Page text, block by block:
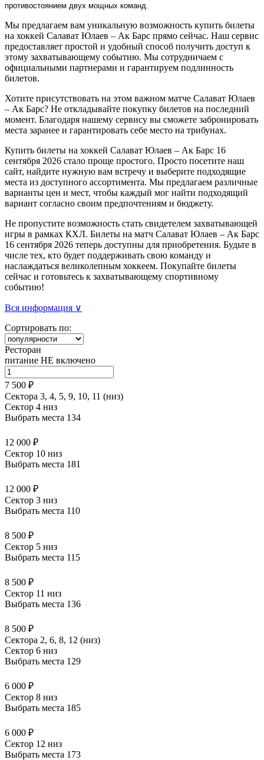
противостоянием двух мощных команд.
Мы предлагаем вам уникальную возможность купить билеты
на хоккей Салават Юлаев – Ак Барс прямо сейчас. Наш сервис
предоставляет простой и удобный способ получить доступ к
этому захватывающему событию. Мы сотрудничаем с
официальными партнерами и гарантируем подлинность
билетов.
Хотите присутствовать на этом важном матче Салават Юлаев
– Ак Барс? Не откладывайте покупку билетов на последний
момент. Благодаря нашему сервису вы сможете забронировать
места заранее и гарантировать себе место на трибунах.
Купить билеты на хоккей Салават Юлаев – Ак Барс 16
сентября 2026 стало проще простого. Просто посетите наш
сайт, найдите нужную вам встречу и выберите подходящие
места из доступного ассортимента. Мы предлагаем различные
варианты цен и мест, чтобы каждый мог найти подходящий
вариант согласно своим предпочтениям и бюджету.
Не пропустите возможность стать свидетелем захватывающей
игры в рамках КХЛ. Билеты на матч Салават Юлаев – Ак Барс
16 сентября 2026 теперь доступны для приобретения. Будьте в
числе тех, кто будет поддерживать свою команду и
наслаждаться великолепным хоккеем. Покупайте билеты
сейчас и готовьтесь к захватывающему спортивному
событию!
Вся информация ∨
Сортировать по:
Ресторан
питание НЕ включено
7 500 ₽
Сектора 3, 4, 5, 9, 10, 11 (низ)
Сектор 4 низ
Выбрать места 134
12 000 ₽
Сектор 10 низ
Выбрать места 181
12 000 ₽
Сектор 3 низ
Выбрать места 110
8 500 ₽
Сектор 5 низ
Выбрать места 115
8 500 ₽
Сектор 11 низ
Выбрать места 136
8 500 ₽
Сектора 2, 6, 8, 12 (низ)
Сектор 6 низ
Выбрать места 129
6 000 ₽
Сектор 8 низ
Выбрать места 185
6 000 ₽
Сектор 12 низ
Выбрать места 173